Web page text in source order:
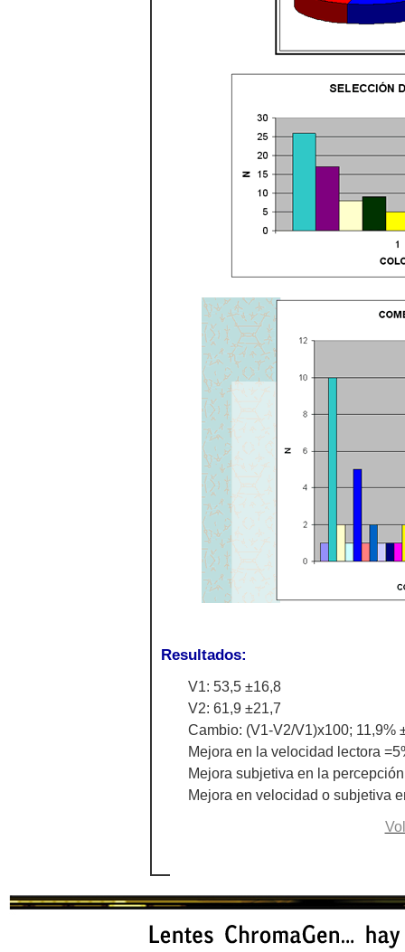
Resultados:
V1: 53,5 ±16,8
V2: 61,9 ±21,7
Cambio: (V1-V2/V1)x100; 11,9%
Mejora en la velocidad lectora
Mejora subjetiva en la
Mejora en velocidad o subjetiva